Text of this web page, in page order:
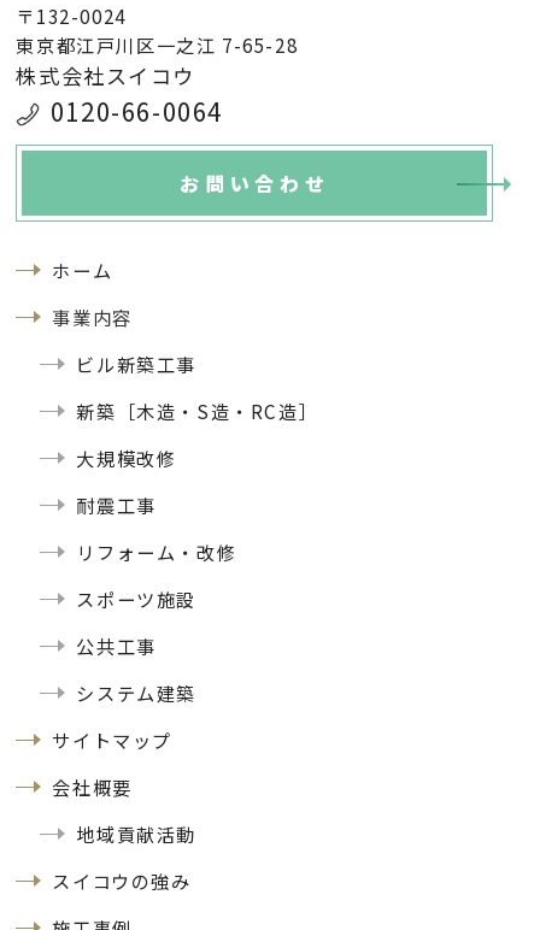
〒132-0024
東京都江戸川区一之江 7-65-28
株式会社スイコウ
0120-66-0064
お問い合わせ
ホーム
事業内容
ビル新築工事
新築［木造・S造・RC造］
大規模改修
耐震工事
リフォーム・改修
スポーツ施設
公共工事
システム建築
サイトマップ
会社概要
地域貢献活動
スイコウの強み